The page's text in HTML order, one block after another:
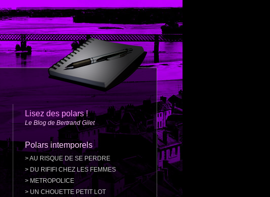
Lisez des polars !
Le Blog de Bertrand Gilet
Polars intemporels
>AU RISQUE DE SE PERDRE
> DU RIFIFI CHEZ LES FEMMES
> METROPOLICE
> UN CHOUETTE PETIT LOT